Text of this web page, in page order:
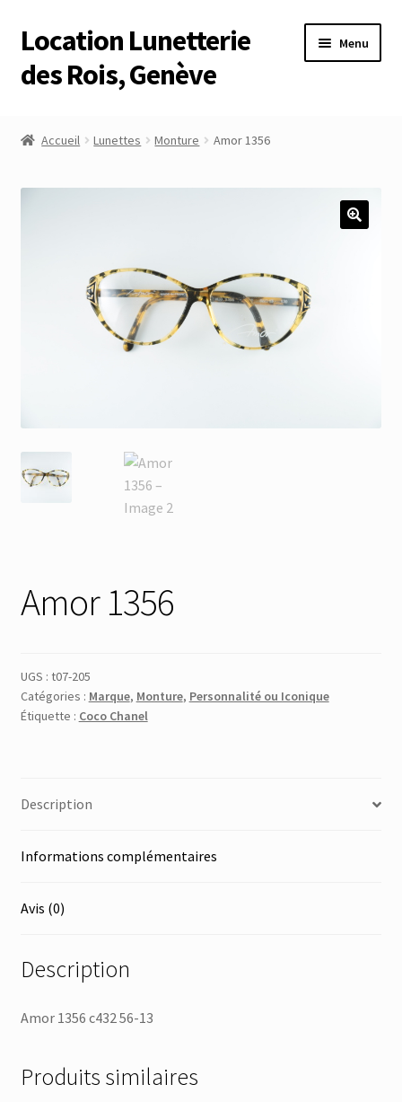
Aller
à
la
Aller
au
contenu
Location Lunetterie
des Rois, Genève
Menu
Membres
Réinitialisation du mot de passe
Search Results
Accueil Lunettes Monture Amor 1356
Amor 1356
UGS : t07-205
Catégories : Marque, Monture, Personnalité ou Iconique
Étiquette : Coco Chanel
Description
Informations complémentaires
Avis (0)
Description
Amor 1356 c432 56-13
Produits similaires